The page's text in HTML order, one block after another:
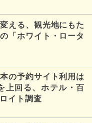
える、観光地にもた
「ホワイト・ロータ
の予約サイト利用は
上回る、ホテル・百
イト調査